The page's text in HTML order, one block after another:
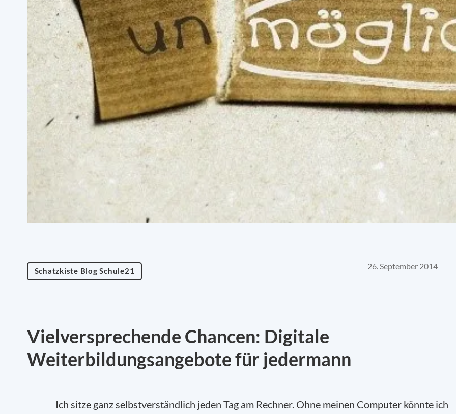
Schatzkiste Blog Schule21 26. September 2014
Vielversprechende Chancen: Digitale
Weiterbildungsangebote für jedermann
Ich sitze ganz selbstverständlich jeden Tag am Rechner. Ohne meinen Computer könnte ich